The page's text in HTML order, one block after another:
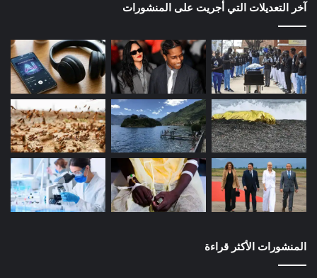
آخر التعديلات التي أُجريت على المنشورات
المنشورات الأكثر قراءة